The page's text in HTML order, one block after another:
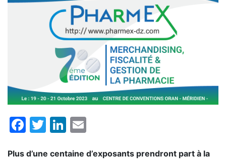
Facebook
TwitterLinkedIn
Plus d’une centaine d’exposants prendront part à la